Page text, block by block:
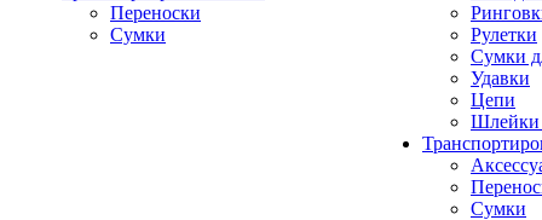
Переноски
Сумки
Рулетки
Сумки
Удавки
Цепи
Шлейки
Сумки